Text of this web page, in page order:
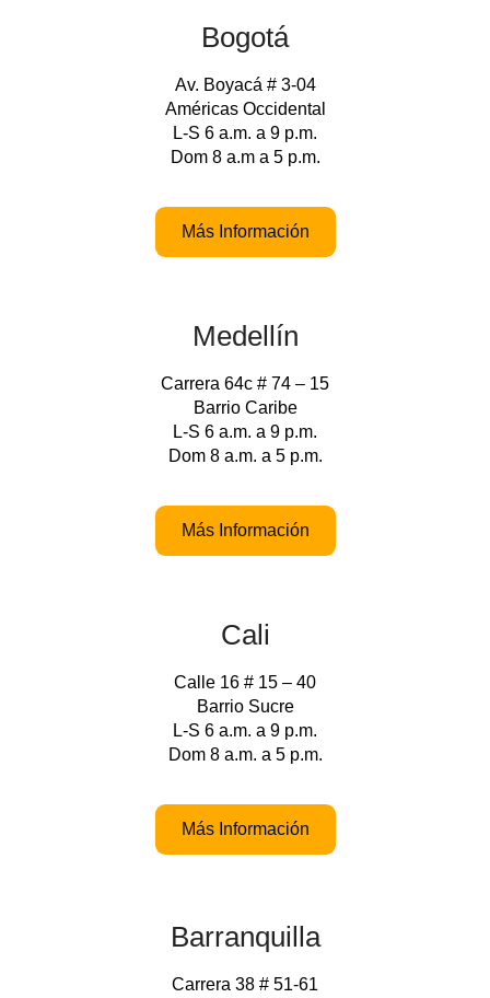
Bogotá
Av. Boyacá # 3-04
Américas Occidental
L-S 6 a.m. a 9 p.m.
Dom 8 a.m a 5 p.m.
Más Información
Medellín
Carrera 64c # 74 – 15
Barrio Caribe
L-S 6 a.m. a 9 p.m.
Dom 8 a.m. a 5 p.m.
Más Información
Cali
Calle 16 # 15 – 40
Barrio Sucre
L-S 6 a.m. a 9 p.m.
Dom 8 a.m. a 5 p.m.
Más Información
Barranquilla
Carrera 38 # 51-61